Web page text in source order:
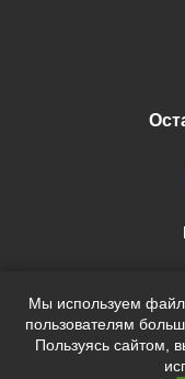
Мы используем
пользователям
Пользуясь сайтом,